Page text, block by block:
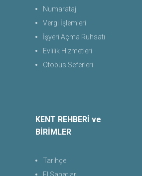
Numarataj
Vergi İşlemleri
İşyeri Açma Ruhsatı
Evlilik Hizmetleri
Otobüs Seferleri
KENT REHBERİ ve
BİRİMLER
Tarihçe
El Sanatları